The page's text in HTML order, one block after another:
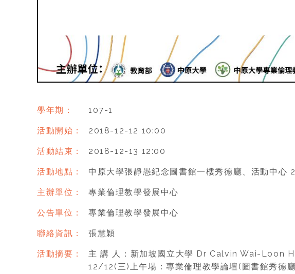
學年期： 107-1
活動開始： 2018-12-12 10:00
活動結束： 2018-12-13 12:00
活動地點： 中原大學張靜愚紀念圖書館一樓秀德廳、活動中心
主辦單位： 專業倫理教學發展中心
公告單位： 專業倫理教學發展中心
聯絡資訊： 張慧穎
活動摘要：
主 講 人：新加坡國立大學 Dr Calvin Wai-Loon
12/12(三)上午場：專業倫理教學論壇(圖書館秀德